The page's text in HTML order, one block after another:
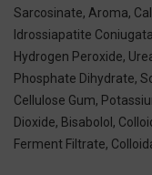
Sarcosinate, Aroma,
Idrossiapatite
Hydrogen Peroxide,
Phosphate Dihydrate,
Cellulose Gum,
Dioxide, Bisabolol,
Ferment Filtrate,